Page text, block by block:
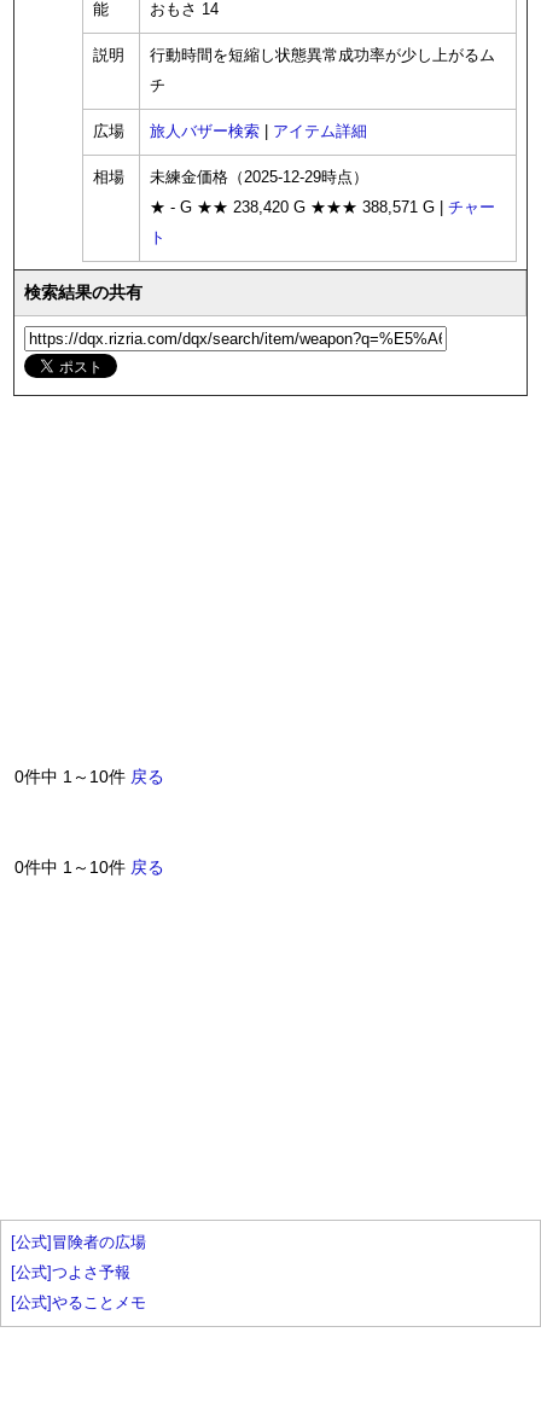
能
おもさ 14
説明
行動時間を短縮し状態異常成功率が少し上がるム
チ
広場 旅人バザー検索 アイテム詳細
相場
未練金価格（2025-12-29時点）
★ - G ★★ 238,420 G ★★★ 388,571 G | チャー
ト
検索結果の共有
0件中 1～10件 戻る
0件中 1～10件 戻る
[公式]冒険者の広場
[公式]つよさ予報
[公式]やることメモ